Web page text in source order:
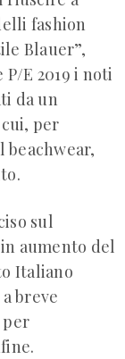
fashion
Blauer”,
E 2019 i noti
da un
per
beachwear,
sul
aumento del
Italiano
breve
per